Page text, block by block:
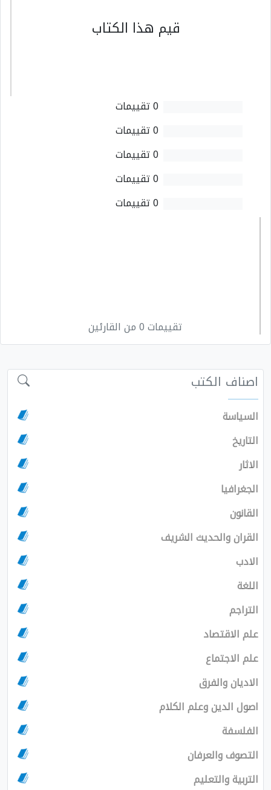
قيم هذا الكتاب
0 تقييمات
0 تقييمات
0 تقييمات
0 تقييمات
0 تقييمات
تقييمات 0 من القارئين
اصناف الكتب
السياسة
التاريخ
الاثار
الجغرافيا
القانون
القران والحديث الشريف
الادب
اللغة
التراجم
علم الاقتصاد
علم الاجتماع
الاديان والفرق
اصول الدين وعلم الكلام
الفلسفة
التصوف والعرفان
التربية والتعليم